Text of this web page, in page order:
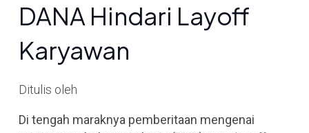
DANA Hindari Layoff
Karyawan
Ditulis oleh
Di tengah maraknya pemberitaan mengenai